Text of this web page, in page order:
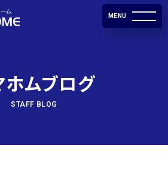
MENU
ホムブログ
STAFF BLOG